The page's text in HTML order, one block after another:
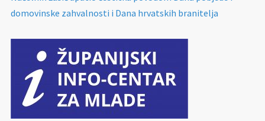
domovinske zahvalnosti i Dana hrvatskih branitelja